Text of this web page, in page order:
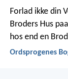
Forlad ikke din
Broders Hus
hos end en
Ordsprogenes